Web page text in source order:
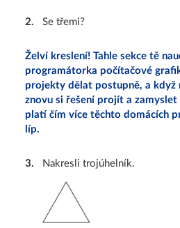
2. Se třemi?
Želví kreslení! Tahle sekce tě
programátorka počítačové
projekty dělat postupně, a když
znovu si řešení projít a
platí čím více těchto domácích
líp.
3. Nakresli trojúhelník.